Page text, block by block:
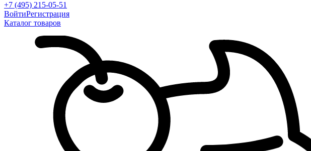
+7 (495) 215-05-51
ВойтиРегистрация
Каталог товаров